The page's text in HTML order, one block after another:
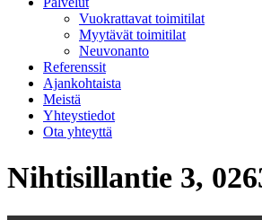
Vuokrattavat toimitilat
Myytävät toimitilat
Neuvonanto
Referenssit
Ajankohtaista
Meistä
Yhteystiedot
Ota yhteyttä
Nihtisillantie 3,